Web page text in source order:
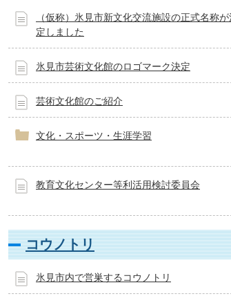
（仮称）氷見市新文化交流施設の正式名称
定しました
氷見市芸術文化館のロゴマーク決定
芸術文化館のご紹介
文化・スポーツ・生涯学習
教育文化センター等利活用検討委員会
コウノトリ
氷見市内で営巣するコウノトリ